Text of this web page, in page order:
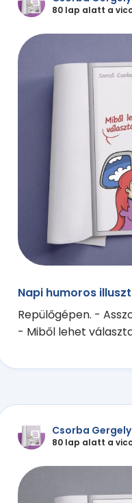
80 lap alatt a
Napi humoros
Repülőgépen. -
- Miből lehet
Csorba Gergely
80 lap alatt a